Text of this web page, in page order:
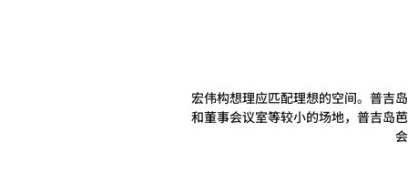
宏伟构想理应匹配理想的空间。普吉
和董事会议室等较小的场地，普吉岛